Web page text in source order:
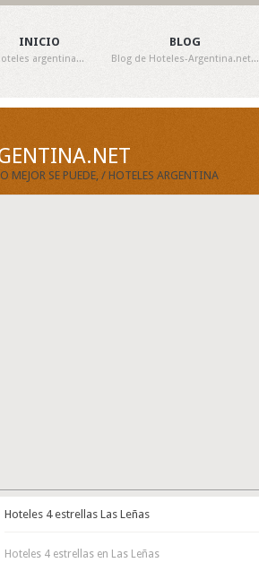
INICIO
argentina...
BLOG
Blog de Hoteles-Argentina.net...
MEJOR SE PUEDE, / HOTELES ARGENTINA
Hoteles 4 estrellas Las Leñas
Hoteles 4 estrellas en Las Leñas